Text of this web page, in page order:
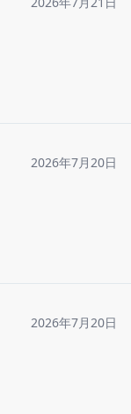
2026年7月20日
2026年7月20日